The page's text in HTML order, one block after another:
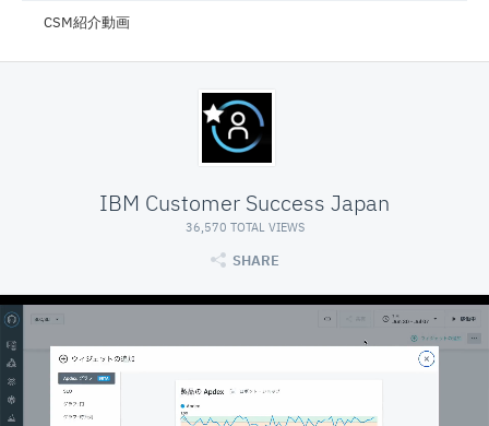
CSM紹介動画
IBM Customer Success Japan
36,570 TOTAL VIEWS
SHARE